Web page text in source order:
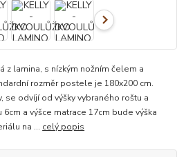
z lamina, s nízkým nožním čelem a
rozměr postele je 180x200 cm.
odvíjí od výšky vybraného roštu a
a výšce matrace 17cm bude výška
na ... celý popis